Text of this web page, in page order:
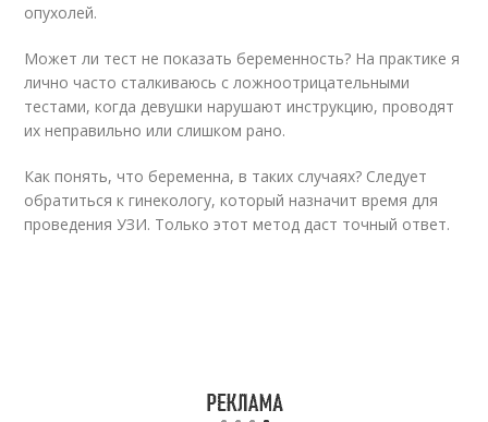
опухолей.
Может ли тест не показать беременность? На практике я
лично часто сталкиваюсь с ложноотрицательными
тестами, когда девушки нарушают инструкцию, проводят
их неправильно или слишком рано.
Как понять, что беременна, в таких случаях? Следует
обратиться к гинекологу, который назначит время для
проведения УЗИ. Только этот метод даст точный ответ.